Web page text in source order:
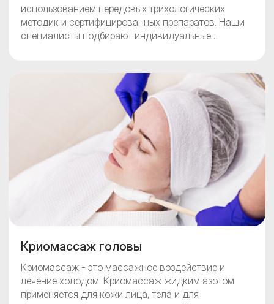
использованием передовых трихологических
методик и сертифицированных препаратов. Наши
специалисты подбирают индивидуальные
вашим волосам силу и уверенность в себе!
Запишитесь на первичную консультацию
трихолога прямо сейчас и сделайте первый шаг к
Криомассаж головы
Криомассаж - это массажное воздействие и
лечение холодом. Криомассаж жидким азотом
применяется для кожи лица, тела и для